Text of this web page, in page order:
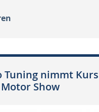
Tuning nimmt
Show